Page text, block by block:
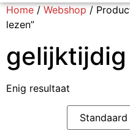
Home/Webshop/
lezen”
Enig resultaat